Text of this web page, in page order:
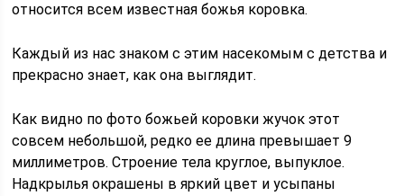
относится всем известная божья коровка.
Каждый из нас знаком с этим насекомым с детства и
прекрасно знает, как она выглядит.
Как видно по фото божьей коровки жучок этот
совсем небольшой, редко ее длина превышает 9
миллиметров. Строение тела круглое, выпуклое.
Надкрылья окрашены в яркий цвет и усыпаны